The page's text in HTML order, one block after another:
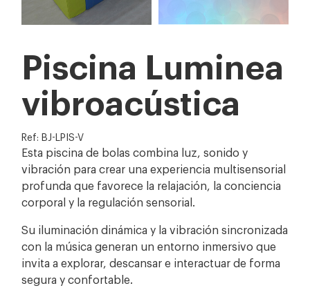
Piscina Luminea
vibroacústica
Ref: BJ-LPIS-V
Esta piscina de bolas combina luz, sonido y
vibración para crear una experiencia multisensorial
profunda que favorece la relajación, la conciencia
corporal y la regulación sensorial.
Su iluminación dinámica y la vibración sincronizada
con la música generan un entorno inmersivo que
invita a explorar, descansar e interactuar de forma
segura y confortable.